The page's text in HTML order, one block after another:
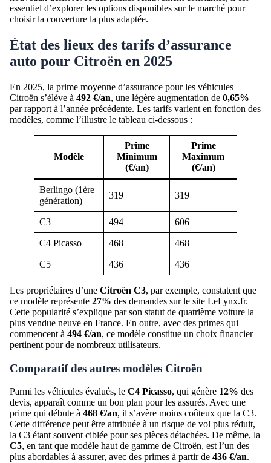
essentiel d’explorer les options disponibles sur le marché pour
choisir la couverture la plus adaptée.
État des lieux des tarifs d’assurance
auto pour Citroën en 2025
En 2025, la prime moyenne d’assurance pour les véhicules
Citroën s’élève à 492 €/an, une légère augmentation de 0,65%
par rapport à l’année précédente. Les tarifs varient en fonction des
modèles, comme l’illustre le tableau ci-dessous :
Modèle
Prime
Minimum
(€/an)
Prime
Maximum
(€/an)
Berlingo (1ère
génération)
319 319
C3 494 606
C4 Picasso 468 468
C5 436 436
Les propriétaires d’une Citroën C3, par exemple, constatent que
ce modèle représente 27% des demandes sur le site LeLynx.fr.
Cette popularité s’explique par son statut de quatrième voiture la
plus vendue neuve en France. En outre, avec des primes qui
commencent à 494 €/an, ce modèle constitue un choix financier
pertinent pour de nombreux utilisateurs.
Comparatif des autres modèles Citroën
Parmi les véhicules évalués, le C4 Picasso, qui génère 12% des
devis, apparaît comme un bon plan pour les assurés. Avec une
prime qui débute à 468 €/an, il s’avère moins coûteux que la C3.
Cette différence peut être attribuée à un risque de vol plus réduit,
la C3 étant souvent ciblée pour ses pièces détachées. De même, la
C5, en tant que modèle haut de gamme de Citroën, est l’un des
plus abordables à assurer, avec des primes à partir de 436 €/an.